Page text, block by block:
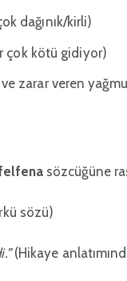
dağınık/kirli)
çok kötü gidiyor)
zarar veren
sözcüğüne
sözü)
(Hikaye